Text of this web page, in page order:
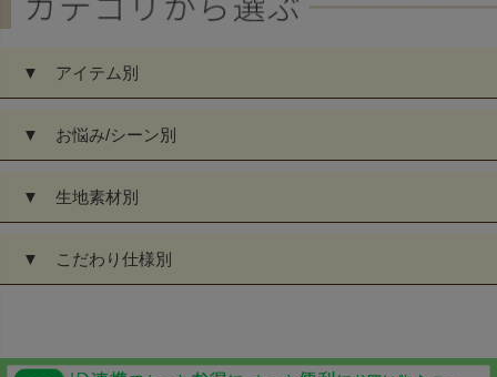
▼ アイテム別
▼ お悩み/シーン別
▼ 生地素材別
▼ こだわり仕様別